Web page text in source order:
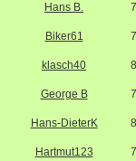
Hans B.
Biker61
klasch40
George B
Hans-DieterK
Hartmut123